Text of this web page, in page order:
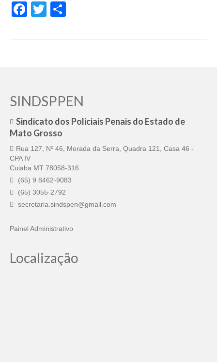
Facebook
Twitter
SINDSPPEN
Sindicato dos Policiais Penais do Estado de
Mato Grosso
Rua 127, Nº 46, Morada da Serra, Quadra 121, Casa 46 -
CPA IV
Cuiaba MT 78058-316
(65) 9 8462-9083
(65) 3055-2792
secretaria.sindspen@gmail.com
Painel Administrativo
Localização